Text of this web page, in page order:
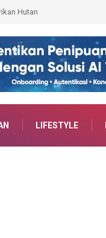
LIFESTYLE